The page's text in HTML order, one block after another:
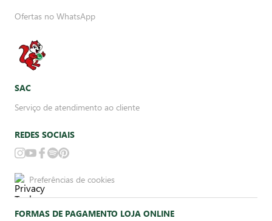
Ofertas no WhatsApp
SAC
Serviço de atendimento ao cliente
REDES SOCIAIS
Preferências de cookies
FORMAS DE PAGAMENTO LOJA ONLINE